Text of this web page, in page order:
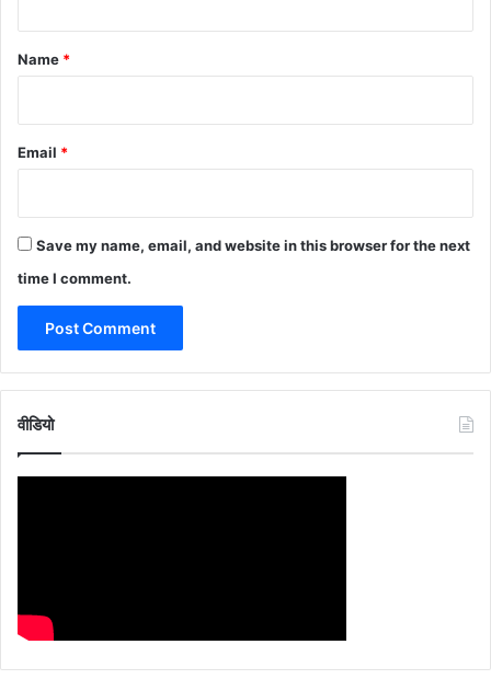
*
Name *
Email *
Save my name, email, and website in this browser for the next
time I comment.
वीडियो